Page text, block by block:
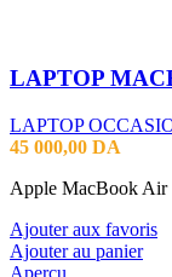
LAPTOP
LAPTOP
45 000,00 DA
Apple MacBook Air
Ajouter aux favoris
Ajouter au panier
Aperçu